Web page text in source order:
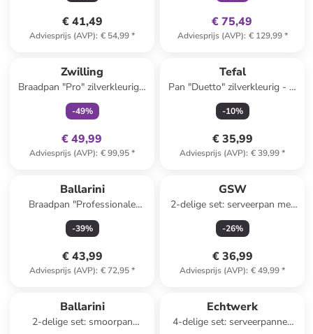
€ 41,49
Adviesprijs (AVP): € 54,99*
€ 75,49
Adviesprijs (AVP): € 129,99*
Zwilling
Braadpan "Pro" zilverkleurig -
Ø 24 cm
-49%
€ 49,99
Adviesprijs (AVP): € 99,95*
Tefal
Pan "Duetto" zilverkleurig - Ø
24 cm
-10%
€ 35,99
Adviesprijs (AVP): € 39,99*
Ballarini
Braadpan "Professionale
2800" zilverkleurig - Ø 36 cm
-39%
€ 43,99
Adviesprijs (AVP): € 72,95*
GSW
2-delige set: serveerpan met
deksel "Gourmet" zwart - Ø
24 cm
-26%
€ 36,99
Adviesprijs (AVP): € 49,99*
Ballarini
2-delige set: smoorpan
Echtwerk
4-delige set: serveerpannen